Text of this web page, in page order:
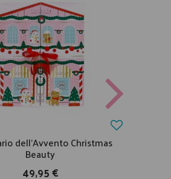
dell'Avvento Christmas
Beauty
49,95 €